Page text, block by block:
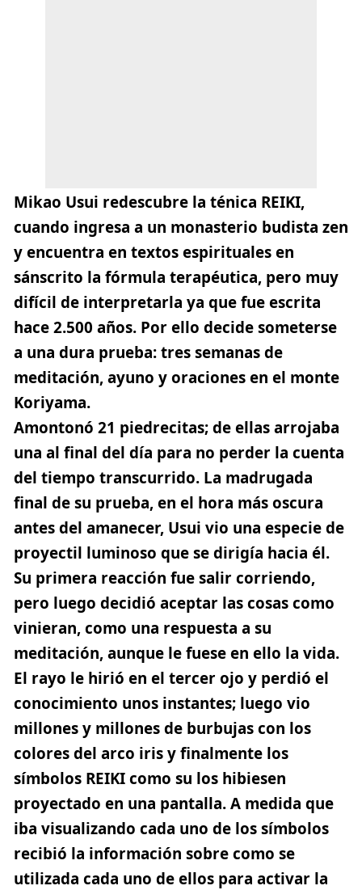
Mikao Usui redescubre la ténica REIKI,
cuando ingresa a un monasterio budista zen
y encuentra en textos espirituales en
sánscrito la fórmula terapéutica, pero muy
difícil de interpretarla ya que fue escrita
hace 2.500 años. Por ello decide someterse
a una dura prueba: tres semanas de
meditación, ayuno y oraciones en el monte
Koriyama.
Amontonó 21 piedrecitas; de ellas arrojaba
una al final del día para no perder la cuenta
del tiempo transcurrido. La madrugada
final de su prueba, en el hora más oscura
antes del amanecer, Usui vio una especie de
proyectil luminoso que se dirigía hacia él.
Su primera reacción fue salir corriendo,
pero luego decidió aceptar las cosas como
vinieran, como una respuesta a su
meditación, aunque le fuese en ello la vida.
El rayo le hirió en el tercer ojo y perdió el
conocimiento unos instantes; luego vio
millones y millones de burbujas con los
colores del arco iris y finalmente los
símbolos REIKI como su los hibiesen
proyectado en una pantalla. A medida que
iba visualizando cada uno de los símbolos
recibió la información sobre como se
utilizada cada uno de ellos para activar la